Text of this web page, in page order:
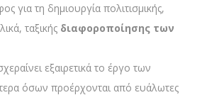
για τη δημιουργία πολιτισμικής,
ταξικής διαφοροποίησης των
εξαιρετικά το έργο των
όσων προέρχονται από ευάλωτες